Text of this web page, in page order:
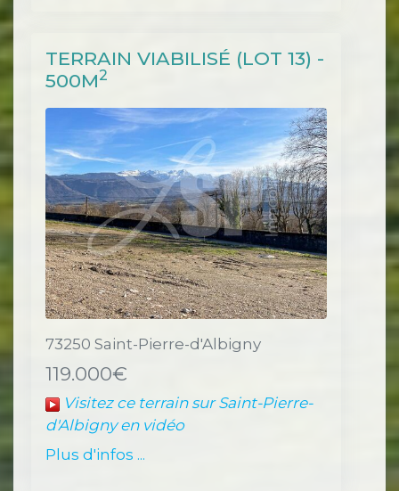
TERRAIN VIABILISÉ (LOT 13) -
500M2
73250 Saint-Pierre-d'Albigny
119.000€
Visitez ce terrain sur Saint-Pierre-
d'Albigny en vidéo
Plus d'infos ...